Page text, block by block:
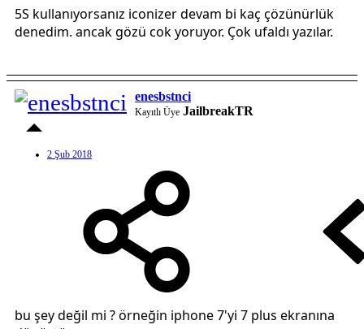
5S kullanıyorsanız iconizer devam bi kaç çözünürlük
denedim. ancak gözü cok yoruyor. Çok ufaldı yazılar.
enesbstnci
Kayıtlı Üye JailbreakTR
2 Şub 2018
bu şey değil mi ? örneğin iphone 7'yi 7 plus ekranına